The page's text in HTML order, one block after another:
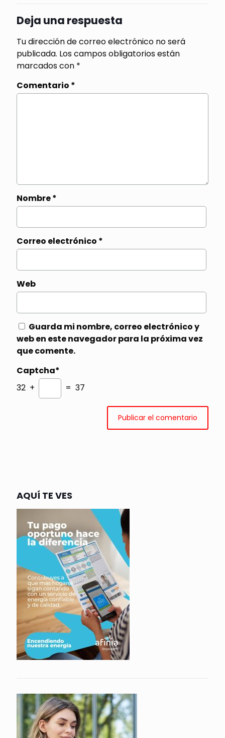
Deja una respuesta
Tu dirección de correo electrónico no será
publicada. Los campos obligatorios están
marcados con *
Comentario *
Nombre*
Correo electrónico *
Web
Guarda mi nombre, correo electrónico y
web en este navegador para la próxima vez
que comente.
Captcha*
32 +
= 37
AQUÍ TE VES